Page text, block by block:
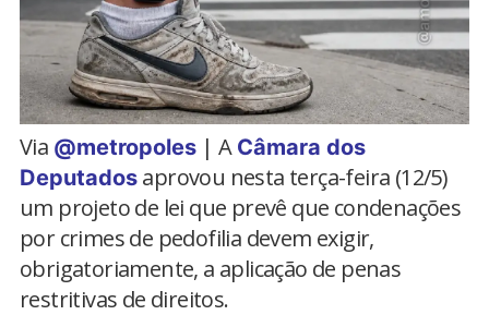
Via @metropoles| A Câmara dos
Deputados aprovou nesta terça-feira (12/5)
um projeto de lei que prevê que condenações
por crimes de pedofilia devem exigir,
obrigatoriamente, a aplicação de penas
restritivas de direitos.